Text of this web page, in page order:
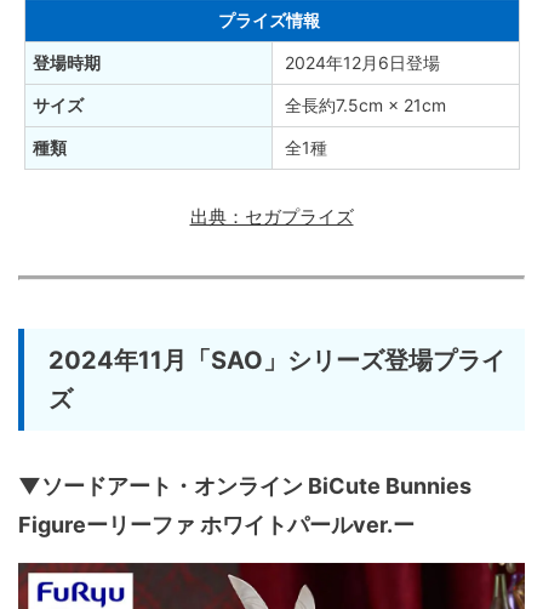
プライズ情報
登場時期 2024年12月6日登場
サイズ 全長約7.5cm × 21cm
種類 全1種
出典：セガプライズ
2024年11月「SAO」シリーズ登場プライ
ズ
▼ソードアート・オンライン BiCute Bunnies
Figureーリーファ ホワイトパールver.ー